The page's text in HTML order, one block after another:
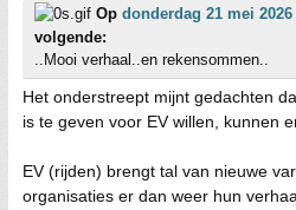
Op donderdag 21 mei 2026
volgende:
..Mooi verhaal..en rekensommen..
Het onderstreept mijnt gedachten
is te geven voor EV willen, kunnen
EV (rijden) brengt tal van nieuwe
organisaties er dan weer hun